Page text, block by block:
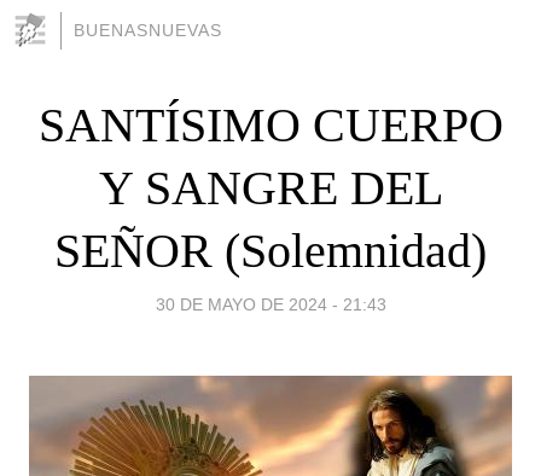
BUENASNUEVAS
SANTÍSIMO CUERPO
Y SANGRE DEL
SEÑOR (Solemnidad)
30 DE MAYO DE 2024 - 21:43